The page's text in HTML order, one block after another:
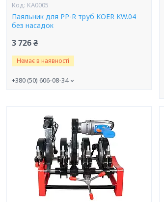
KA0005
Паяльник для PP-R труб KOER KW.04
без насадок
3 726 ₴
Немає в наявності
+380 (50) 606-08-34